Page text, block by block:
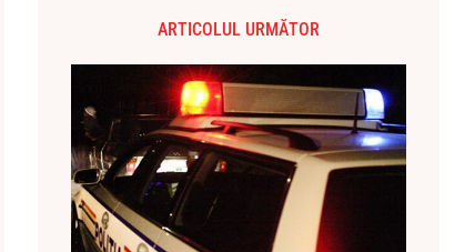
ARTICOLUL URMĂTOR